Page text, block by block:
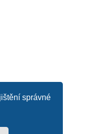
správné